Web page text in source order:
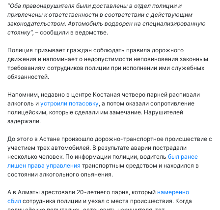
“Оба правонарушителя были доставлены в отдел полиции и
привлечены к ответственности в соответствии с действующим
законодательством. Автомобиль водворен на специализированную
стоянку”, – сообщили в ведомстве.
Полиция призывает граждан соблюдать правила дорожного
движения и напоминает о недопустимости неповиновения законным
требованиям сотрудников полиции при исполнении ими служебных
обязанностей.
Напомним, недавно в центре Костаная четверо парней распивали
алкоголь и устроили потасовку, а потом оказали сопротивление
полицейским, которые сделали им замечание. Нарушителей
задержали.
До этого в Астане произошло дорожно-транспортное происшествие с
участием трех автомобилей. В результате аварии пострадали
несколько человек. По информации полиции, водитель был ранее
лишен права управления транспортным средством и находился в
состоянии алкогольного опьянения.
А в Алматы арестовали 20-летнего парня, который намеренно
сбил сотрудника полиции и уехал с места происшествия. Когда